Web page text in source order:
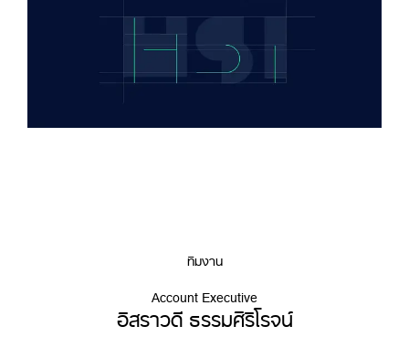
ทีมงาน
Account Executive
อิสราวดี ธรรมศิริโรจน์